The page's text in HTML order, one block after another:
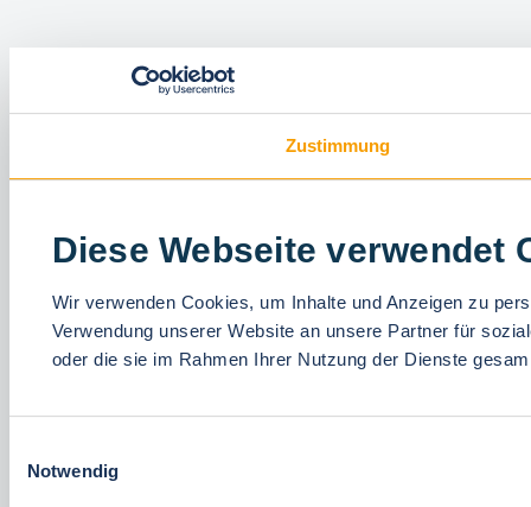
Zustimmung
Diese Webseite verwendet
Wir verwenden Cookies, um Inhalte und Anzeigen zu
Verwendung unserer Website an unsere Partner für
oder die sie im Rahmen Ihrer Nutzung der Dienste
Notwendig